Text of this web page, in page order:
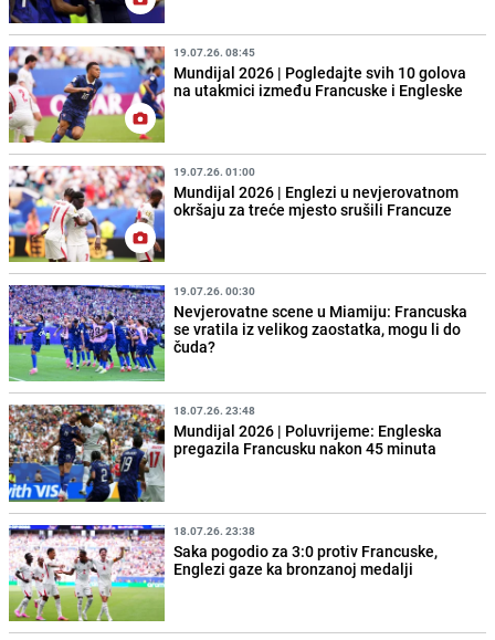
19.07.26. 08:45
Mundijal 2026 | Pogledajte svih 10 golova
na utakmici između Francuske i Engleske
19.07.26. 01:00
Mundijal 2026 | Englezi u nevjerovatnom
okršaju za treće mjesto srušili Francuze
19.07.26. 00:30
Nevjerovatne scene u Miamiju: Francuska
se vratila iz velikog zaostatka, mogu li do
čuda?
18.07.26. 23:48
Mundijal 2026 | Poluvrijeme: Engleska
pregazila Francusku nakon 45 minuta
18.07.26. 23:38
Saka pogodio za 3:0 protiv Francuske,
Englezi gaze ka bronzanoj medalji